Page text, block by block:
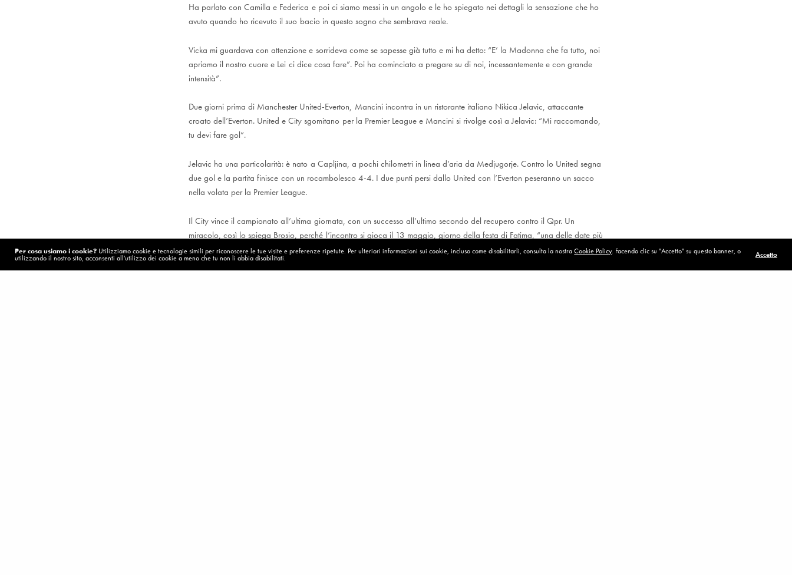
Ha parlato con Camilla e Federica e poi ci siamo messi in un angolo e le ho spiegato nei dettagli la sensazione che ho
avuto quando ho ricevuto il suo bacio in questo sogno che sembrava reale.
Vicka mi guardava con attenzione e sorrideva come se sapesse già tutto e mi ha detto: “E’ la Madonna che fa tutto, noi
apriamo il nostro cuore e Lei ci dice cosa fare”. Poi ha cominciato a pregare su di noi, incessantemente e con grande
intensità”.
Due giorni prima di Manchester United-Everton, Mancini incontra in un ristorante italiano Nikica Jelavic, attaccante
croato dell’Everton. United e City sgomitano per la Premier League e Mancini si rivolge così a Jelavic: “Mi raccomando,
tu devi fare gol”.
Jelavic ha una particolarità: è nato a Capljina, a pochi chilometri in linea d’aria da Medjugorje. Contro lo United segna
due gol e la partita finisce con un rocambolesco 4-4. I due punti persi dallo United con l’Everton peseranno un sacco
nella volata per la Premier League.
Il City vince il campionato all’ultima giornata, con un successo all’ultimo secondo del recupero contro il Qpr. Un
miracolo, così lo spiega Brosio, perché l’incontro si gioca il 13 maggio, giorno della festa di Fatima, “una delle date più
belle della Madonna”. Mancini, in un’intervista all’autore, conferma.
Per cosa usiamo i cookie? Utilizziamo cookie e tecnologie simili per riconoscere le tue visite e preferenze ripetute. Per ulteriori informazioni sui cookie, incluso come disabilitarli, consulta la nostraCookie Policy. Facendo clic su "Accetto" su questo banner, o
utilizzando il nostro sito, acconsenti all'utilizzo dei cookie a meno che tu non li abbia disabilitati. Accetto